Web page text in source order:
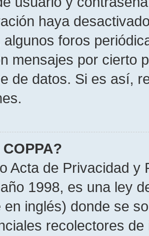
haya
algunos foros
mensajes por cierto
de datos. Si es así,
Acta de Privacidad
1998, es una ley
en inglés) donde se
recolectores